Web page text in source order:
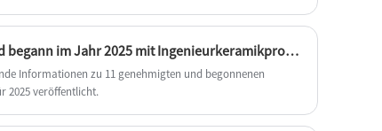
China größte 11. zugelassene und begann im Jahr 2025 mit Ingenieurkeramikprodukten.
Informationen zu 11 genehmigten und begonnenen
2025 veröffentlicht.